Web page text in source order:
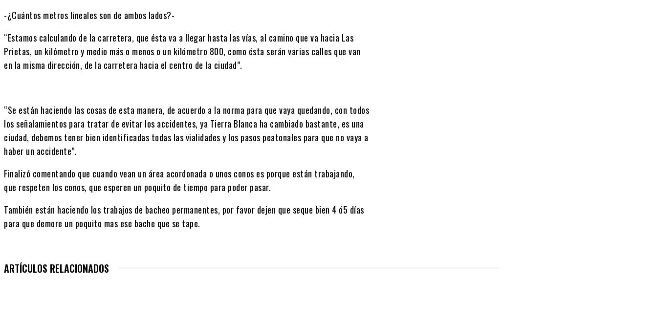
-¿Cuántos metros lineales son de ambos lados?-
“Estamos calculando de la carretera, que ésta va a llegar hasta las vías, al camino que va hacia Las
Prietas, un kilómetro y medio más o menos o un kilómetro 800, como ésta serán varias calles que van
en la misma dirección, de la carretera hacia el centro de la ciudad”.
“Se están haciendo las cosas de esta manera, de acuerdo a la norma para que vaya quedando, con todos
los señalamientos para tratar de evitar los accidentes, ya Tierra Blanca ha cambiado bastante, es una
ciudad, debemos tener bien identificadas todas las vialidades y los pasos peatonales para que no vaya a
haber un accidente”.
Finalizó comentando que cuando vean un área acordonada o unos conos es porque están trabajando,
que respeten los conos, que esperen un poquito de tiempo para poder pasar.
También están haciendo los trabajos de bacheo permanentes, por favor dejen que seque bien 4 ó5 días
para que demore un poquito mas ese bache que se tape.
ARTÍCULOS RELACIONADOS